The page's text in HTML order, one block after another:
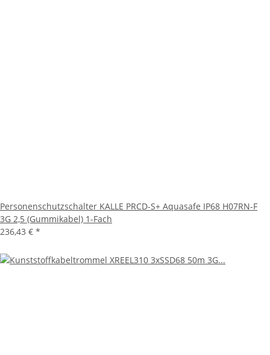
Personenschutzschalter KALLE PRCD-S+ Aquasafe IP68 H07RN-F
3G 2,5 (Gummikabel) 1-Fach
236,43 € *